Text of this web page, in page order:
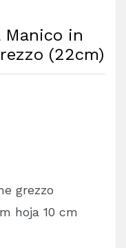
Manico in
(22cm)
grezzo
hoja 10 cm